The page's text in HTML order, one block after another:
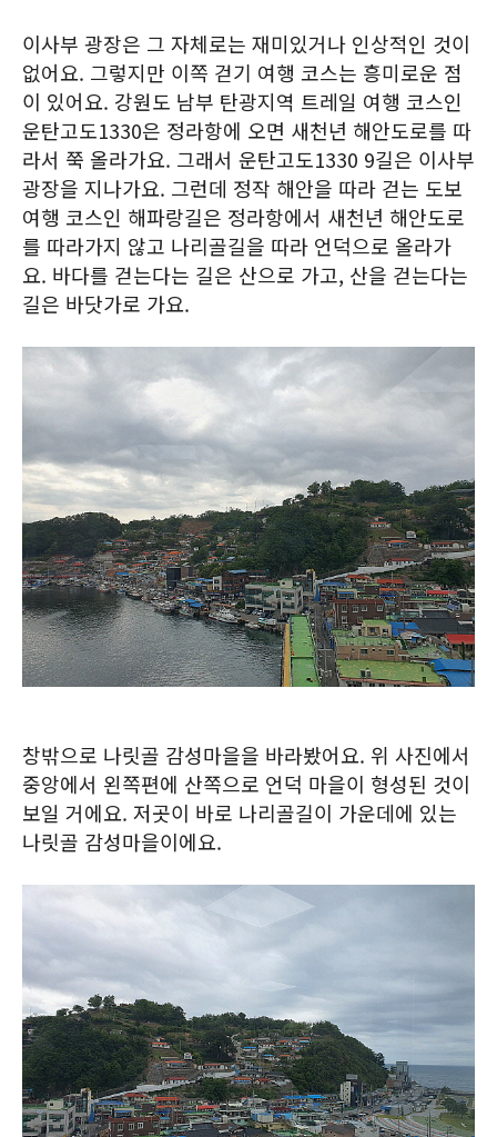
이사부 광장은 그 자체로는 재미있거나 인상적인 것이
없어요. 그렇지만 이쪽 걷기 여행 코스는 흥미로운 점
이 있어요. 강원도 남부 탄광지역 트레일 여행 코스인
운탄고도1330은 정라항에 오면 새천년 해안도로를 따
라서 쭉 올라가요. 그래서 운탄고도1330 9길은 이사부
광장을 지나가요. 그런데 정작 해안을 따라 걷는 도보
여행 코스인 해파랑길은 정라항에서 새천년 해안도로
를 따라가지 않고 나리골길을 따라 언덕으로 올라가
요. 바다를 걷는다는 길은 산으로 가고, 산을 걷는다는
길은 바닷가로 가요.
창밖으로 나릿골 감성마을을 바라봤어요. 위 사진에서
중앙에서 왼쪽편에 산쪽으로 언덕 마을이 형성된 것이
보일 거에요. 저곳이 바로 나리골길이 가운데에 있는
나릿골 감성마을이에요.